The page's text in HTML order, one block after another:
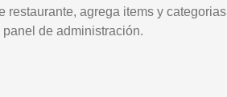
restaurante, agrega items y categorias
de administración.